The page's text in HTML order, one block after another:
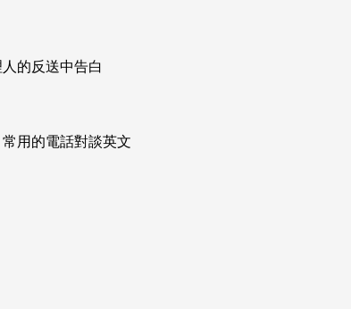
的反送中告白
常用的電話對談英文